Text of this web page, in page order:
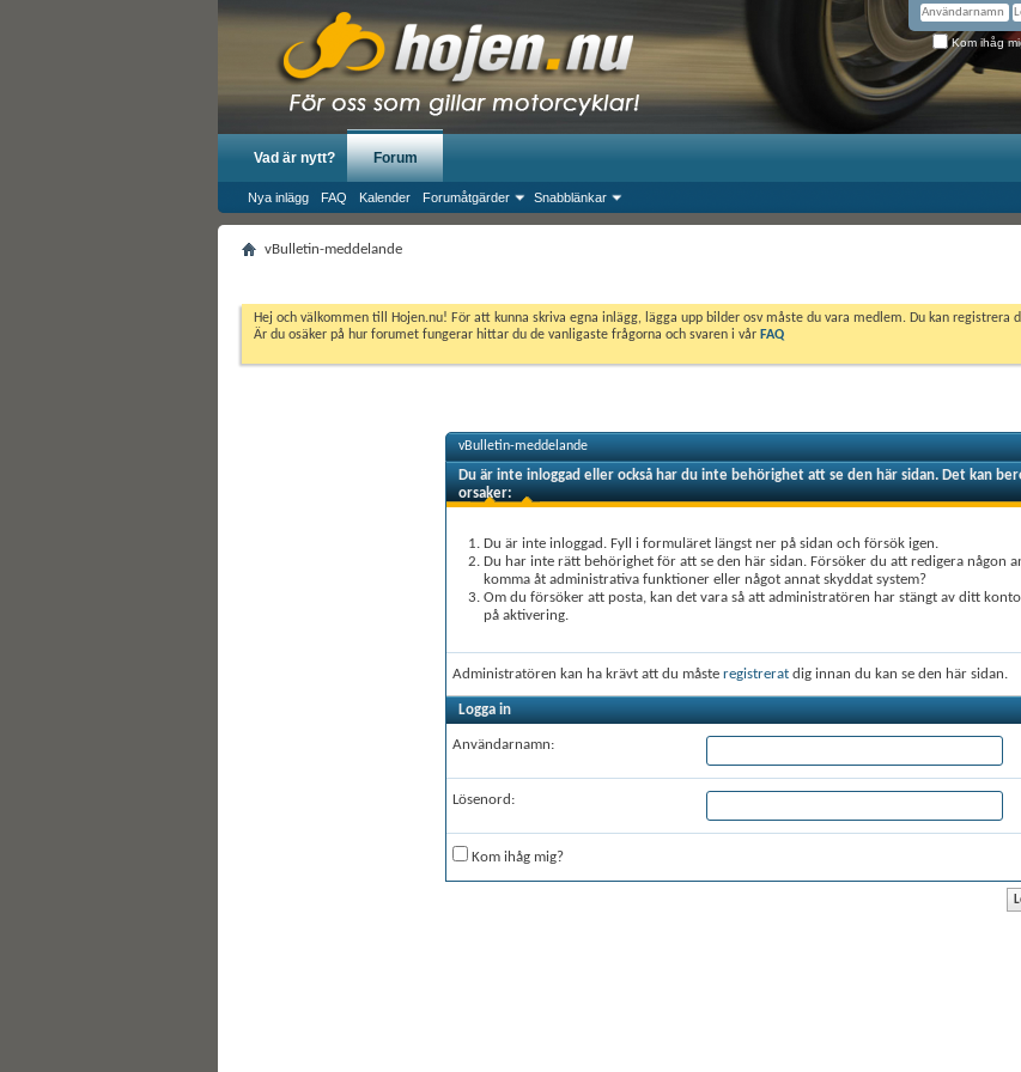
Kom ihåg
Vad är nytt? Forum
Nya inlägg FAQ Kalender Forumåtgärder Snabblänkar
vBulletin-meddelande
Hej och välkommen till Hojen.nu! För att kunna skriva egna inlägg, lägga upp bilder osv måste du vara medlem. Du kan registrera
Är du osäker på hur forumet fungerar hittar du de vanligaste frågorna och svaren i vår FAQ
vBulletin-meddelande
Du är inte inloggad eller också har du inte behörighet att se den här sidan. Det kan
orsaker:
Du är inte inloggad. Fyll i formuläret längst ner på sidan och försök igen.
Du har inte rätt behörighet för att se den här sidan. Försöker du att redigera någon
komma åt administrativa funktioner eller något annat skyddat system?
Om du försöker att posta, kan det vara så att administratören har stängt av ditt
på aktivering.
Administratören kan ha krävt att du måste registrerat dig innan du kan se den här sidan.
Logga in
Användarnamn:
Lösenord:
Kom ihåg mig?